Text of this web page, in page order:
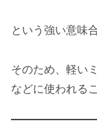
という強い意味
そのため、軽い
などに使われる